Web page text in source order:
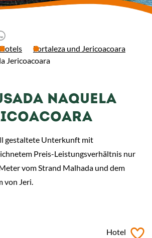
Fortaleza und Jericoacoara
Jericoacoara
öffnet einen neuen
NAQUELA
gestaltete Unterkunft mit
Preis-Leistungsverhältnis nur
vom Strand Malhada und dem
von Jeri.
Hotel